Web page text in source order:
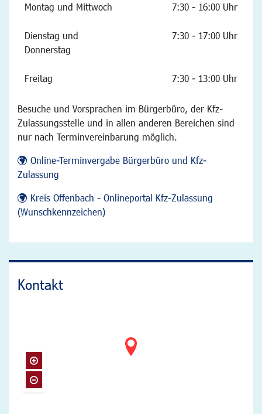
Montag und Mittwoch 7:30 - 16:00 Uhr
Dienstag und
Donnerstag
7:30 - 17:00 Uhr
Freitag 7:30 - 13:00 Uhr
Besuche und Vorsprachen im Bürgerbüro, der Kfz-
Zulassungsstelle und in allen anderen Bereichen sind
nur nach Terminvereinbarung möglich.
Online-Terminvergabe Bürgerbüro und Kfz-
Zulassung
Kreis Offenbach - Onlineportal Kfz-Zulassung
(Wunschkennzeichen)
Kontakt